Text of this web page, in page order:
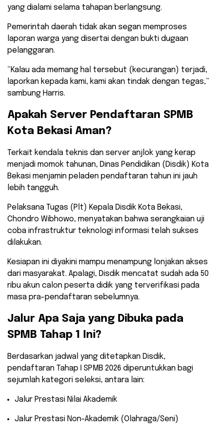
yang dialami selama tahapan berlangsung.
​Pemerintah daerah tidak akan segan memproses
laporan warga yang disertai dengan bukti dugaan
pelanggaran.
“Kalau ada memang hal tersebut (kecurangan) terjadi,
laporkan kepada kami, kami akan tindak dengan tegas,”
sambung Harris.
​Apakah Server Pendaftaran SPMB
Kota Bekasi Aman?
​Terkait kendala teknis dan server anjlok yang kerap
menjadi momok tahunan, Dinas Pendidikan (Disdik) Kota
Bekasi menjamin peladen pendaftaran tahun ini jauh
lebih tangguh.
Pelaksana Tugas (Plt) Kepala Disdik Kota Bekasi,
Chondro Wibhowo, menyatakan bahwa serangkaian uji
coba infrastruktur teknologi informasi telah sukses
dilakukan.
​Kesiapan ini diyakini mampu menampung lonjakan akses
dari masyarakat. Apalagi, Disdik mencatat sudah ada 50
ribu akun calon peserta didik yang terverifikasi pada
masa pra-pendaftaran sebelumnya.
​Jalur Apa Saja yang Dibuka pada
SPMB Tahap 1 Ini?
​Berdasarkan jadwal yang ditetapkan Disdik,
pendaftaran Tahap I SPMB 2026 diperuntukkan bagi
sejumlah kategori seleksi, antara lain:
​Jalur Prestasi Nilai Akademik
​Jalur Prestasi Non-Akademik (Olahraga/Seni)